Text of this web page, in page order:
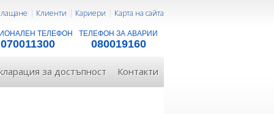
ТЕЛЕФОН
070011300
ТЕЛЕФОН ЗА АВАРИИ
080019160
Клиенти Кариери Карта на сайта
за достъпност Контакти